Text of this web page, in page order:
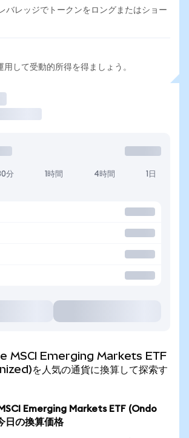
バレッジでトークンをロングまたはショー
用して受動的所得を得ましょう。
分 1時間 4時間 1日
MSCI Emerging Markets ETF
を人気の通貨に換算して探索す
Emerging Markets ETF (Ondo
日の換算価格